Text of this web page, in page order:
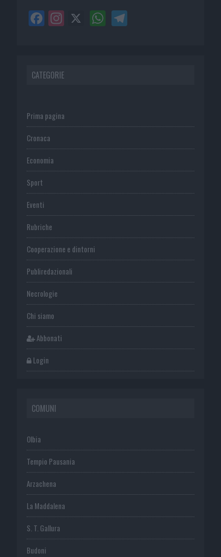
CATEGORIE
Prima pagina
Cronaca
Economia
Sport
Eventi
Rubriche
Cooperazione e dintorni
Publiredazionali
Necrologie
Chi siamo
Abbonati
Login
COMUNI
Olbia
Tempio Pausania
Arzachena
La Maddalena
S. T. Gallura
Budoni